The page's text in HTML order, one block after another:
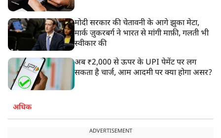
मोदी सरकार की चेतावनी के आगे झुका मेटा,
मार्क ज़ुकरबर्ग ने भारत से मांगी माफ़ी, गलती भी
स्वीकार की
अब ₹2,000 से ऊपर के UPI पेमेंट पर लग
सकता है चार्ज, आम आदमी पर क्या होगा असर?
अधिक
ADVERTISEMENT